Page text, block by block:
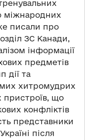
міжнародних
писали про
ЗС Канади,
інформації
предметів
дії та
хитромудрих
пристроїв, що
конфліктів
представники
після